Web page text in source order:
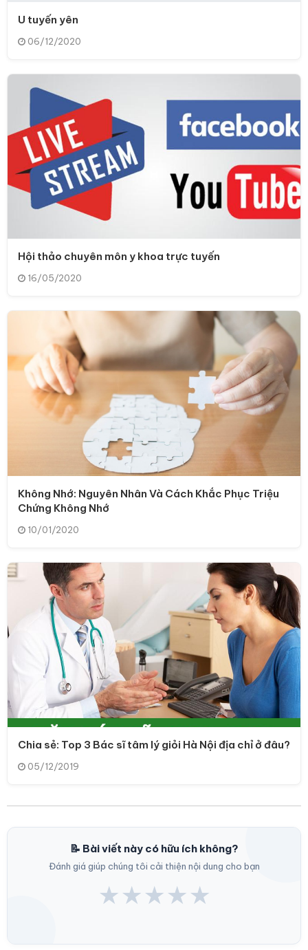
U tuyến yên
06/12/2020
Hội thảo chuyên môn y khoa trực tuyến
16/05/2020
Không Nhớ: Nguyên Nhân Và Cách Khắc Phục Triệu
Chứng Không Nhớ
10/01/2020
Chia sẻ: Top 3 Bác sĩ tâm lý giỏi Hà Nội địa chỉ ở đâu?
05/12/2019
📝 Bài viết này có hữu ích không?
Đánh giá giúp chúng tôi cải thiện nội dung cho bạn
★★★★★